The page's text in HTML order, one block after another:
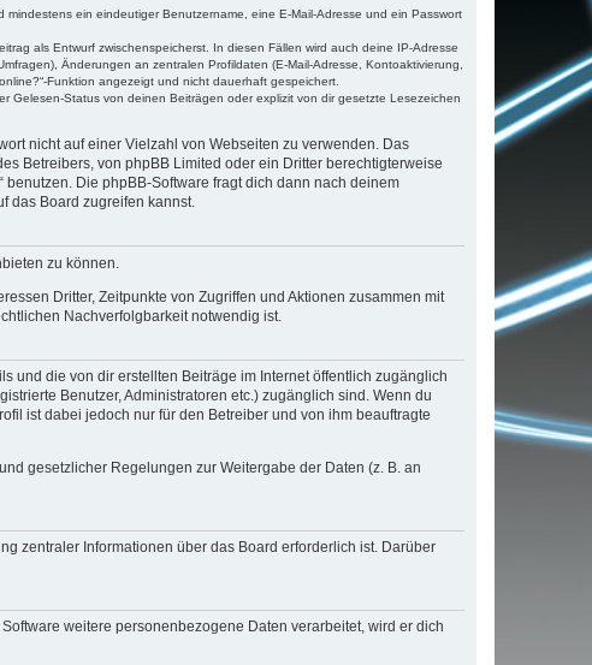
ein eindeutiger Benutzername, eine E-Mail-Adresse und ein Passwort
als Entwurf zwischenspeicherst. In diesen Fällen wird auch deine IP-Adresse
Änderungen an zentralen Profildaten (E-Mail-Adresse, Kontoaktivierung,
Funktion angezeigt und nicht dauerhaft gespeichert.
Gelesen-Status von deinen Beiträgen oder explizit von dir gesetzte Lesezeichen
nicht auf einer Vielzahl von Webseiten zu verwenden. Das
Betreibers, von phpBB Limited oder ein Dritter berechtigterweise
Die phpBB-Software fragt dich dann nach deinem
das Board zugreifen kannst.
zu können.
Dritter, Zeitpunkte von Zugriffen und Aktionen zusammen mit
Nachverfolgbarkeit notwendig ist.
und die von dir erstellten Beiträge im Internet öffentlich zugänglich
Benutzer, Administratoren etc.) zugänglich sind. Wenn du
ist dabei jedoch nur für den Betreiber und von ihm beauftragte
gesetzlicher Regelungen zur Weitergabe der Daten (z. B. an
zentraler Informationen über das Board erforderlich ist. Darüber
weitere personenbezogene Daten verarbeitet, wird er dich